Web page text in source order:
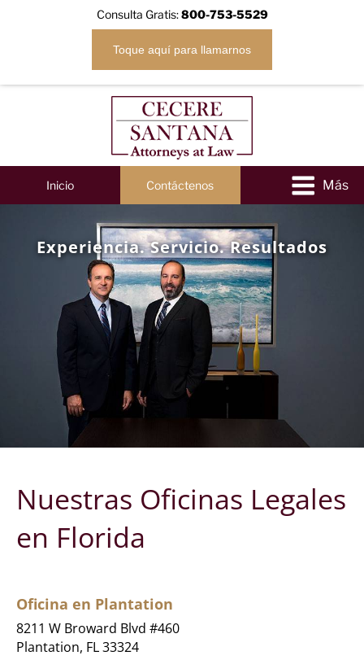
Consulta Gratis:800-753-5529
Toque aquí para llamarnos
Inicio Contáctenos
Experiencia. Servicio. Resultados
Nuestras Oficinas Legales
en Florida
Oficina en Plantation
8211 W Broward Blvd #460
Plantation, FL 33324